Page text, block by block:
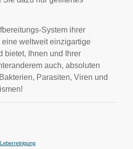
System ihrer
weltweit einzigartige
bietet, Ihnen und Ihrer
auch, absoluten
Parasiten, Viren und